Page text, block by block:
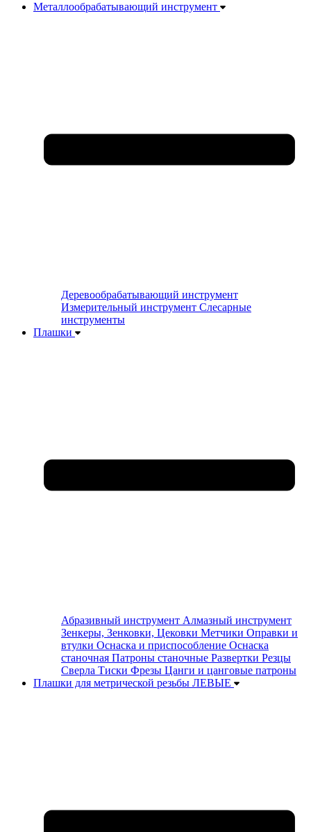
Металлообрабатывающий инструмент
Деревообрабатывающий инструмент
Измерительный инструмент Слесарные
инструменты
Плашки
Абразивный инструмент Алмазный инструмент
Зенкеры, Зенковки, Цековки Метчики Оправки и
втулки Оснаска и приспособление Оснаска
станочная Патроны станочные Развертки Резцы
Сверла Тиски Фрезы Цанги и цанговые патроны
Плашки для метрической резьбы ЛЕВЫЕ